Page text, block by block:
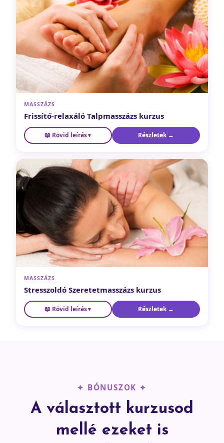
MASSZÁZS
Frissítő-relaxáló Talpmasszázs kurzus
Amikor a tested mondja ki azt, amit te nem tudsz szavakba
önteni. Megtanulod a talpmasszázs alapjait és a
alkalmazható fogásokat, amelyekkel magadon és
szeretteiden is segíthetsz.
📖 Rövid leírás▼ Részletek →
MASSZÁZS
Stresszoldó Szeretetmasszázs kurzus
A finom érintés ereje, ami nem gyógyít — de helyet csinál a
gyógyulásnak. Tudatos, gyengéd érintéstechnika, amely a
📖 Rövid leírás▼ Részletek →
✦ BÓNUSZOK ✦
A választott kurzusod
mellé ezeket is